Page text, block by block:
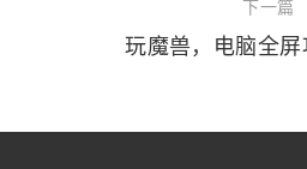
下一篇
玩魔兽，电脑全